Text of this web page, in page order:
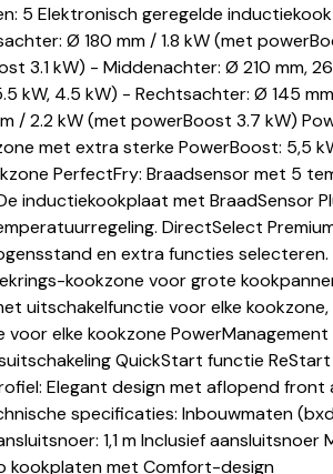
5 Elektronisch geregelde
Ø 180 mm / 1.8 kW (met
3.1 kW) - Middenachter: Ø 210 mm,
kW, 4.5 kW) - Rechtsachter: Ø 145
/ 2.2 kW (met powerBoost 3.7 kW)
met extra sterke PowerBoost: 5,5
PerfectFry: Braadsensor met 5
inductiekookplaat met BraadSensor
DirectSelect
en extra functies selecteren.
kookzone voor grote
uitschakelfunctie voor elke
elke kookzone
QuickStart functie
Elegant design met aflopend front
specificaties: Inbouwmaten
1,1 m Inclusief
kookplaten met Comfort-design